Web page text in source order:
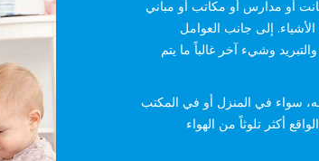
أو مدارس أو مكاتب أو مباني
إلى جانب العوامل
وشيء آخر غالباً ما يتم
سواء في المنزل أو في المكتب
أكثر تلوثاً من الهواء